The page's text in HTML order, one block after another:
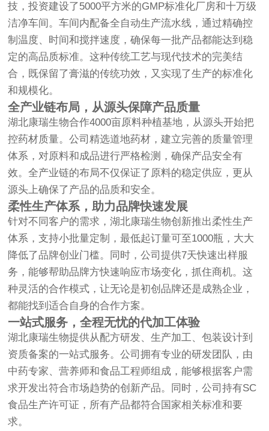
技，投资建设了5000平方米的GMP标准化厂房和十万级
洁净车间。车间内配备全自动生产流水线，通过精确控
制温度、时间和搅拌速度，确保每一批产品都能达到稳
定的高品质标准。这种传统工艺与现代技术的完美结
合，既保留了膏滋的传统功效，又实现了生产的标准化
和规模化。
全产业链布局，从源头保障产品质量
湖北康瑞生物合作4000亩原料种植基地，从源头开始把
控药材质量。公司精选道地药材，建立完善的质量管理
体系，对原料和成品进行严格检测，确保产品安全有
效。全产业链的布局不仅保证了原料的稳定供应，更从
源头上确保了产品的品质和安全。
柔性生产体系，助力品牌快速发展
针对不同客户的需求，湖北康瑞生物创新推出柔性生产
体系，支持小批量定制，最低起订量可至1000瓶，大大
降低了品牌创业门槛。同时，公司提供7天快速出样服
务，能够帮助品牌方快速响应市场变化，抓住商机。这
种灵活的合作模式，让无论是初创品牌还是成熟企业，
都能找到适合自身的合作方案。
一站式服务，全程无忧的代加工体验
湖北康瑞生物提供从配方研发、生产加工、包装设计到
资质备案的一站式服务。公司拥有专业的研发团队，由
中药专家、营养师和食品工程师组成，能够根据客户需
求开发出符合市场趋势的创新产品。同时，公司持有SC
食品生产许可证，所有产品都符合国家相关标准和要
求。